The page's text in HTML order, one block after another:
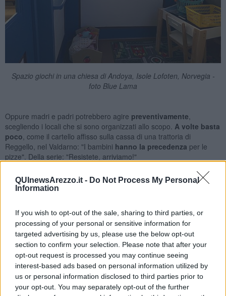
QUInewsArezzo.it - Do Not Process My Personal
Information
If you wish to opt-out of the sale, sharing to third parties, or
processing of your personal or sensitive information for
targeted advertising by us, please use the below opt-out
section to confirm your selection. Please note that after your
opt-out request is processed you may continue seeing
interest-based ads based on personal information utilized by
us or personal information disclosed to third parties prior to
your opt-out. You may separately opt-out of the further
Spazio giochi in una chiesa di Andoya, Isole Lofoten, Norvegia -
foto Blue Lama
Oppure madri e padri potrebbero agire preventivamente,
scegliendo i locali che si sono organizzati allo scopo. A volte basta
poco, come il cartello affisso sulla cassa di una trattoria di
Reggello, nel Valdarno: "I bambini hanno la precedenza per le
pizze". Della serie: "Resistete, arriviamo!"